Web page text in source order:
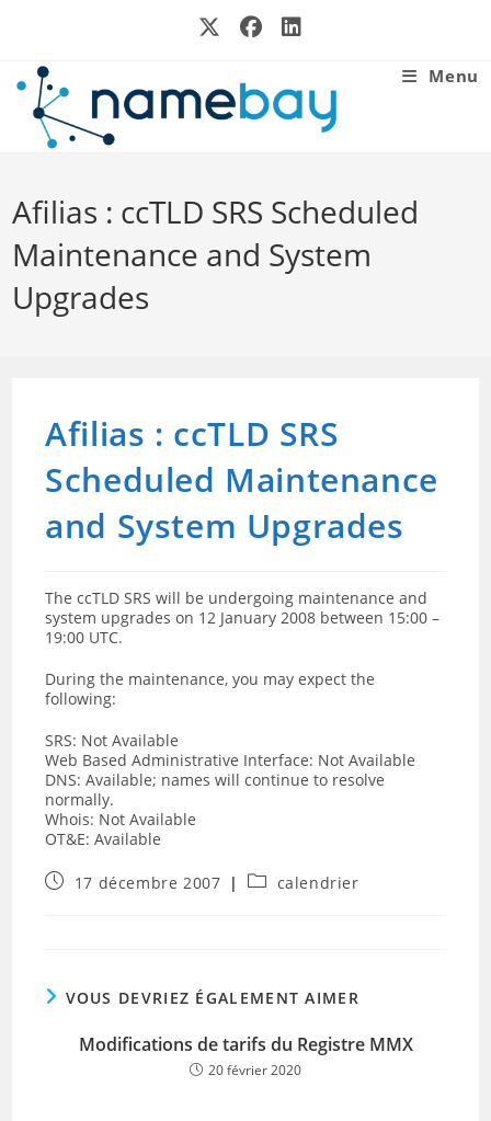
Menu
Afilias : ccTLD SRS Scheduled
Maintenance and System
Upgrades
Afilias : ccTLD SRS
Scheduled Maintenance
and System Upgrades
The ccTLD SRS will be undergoing maintenance and
system upgrades on 12 January 2008 between 15:00 –
19:00 UTC.
During the maintenance, you may expect the
following:
SRS: Not Available
Web Based Administrative Interface: Not Available
DNS: Available; names will continue to resolve
normally.
Whois: Not Available
OT&E: Available
Publication
17 décembre 2007
Postcalendrier
VOUS DEVRIEZ ÉGALEMENT AIMER
Modifications de tarifs du Registre MMX
20 février 2020